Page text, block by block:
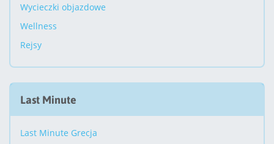
Wycieczki objazdowe
Wellness
Rejsy
Last Minute
Last Minute Grecja